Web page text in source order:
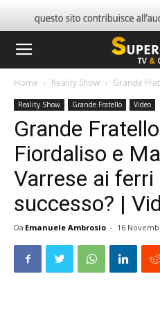
Home Reality Show Grande
Reality Show Grande Fratello Video
Grande
Fiordaliso e
Varrese ai
successo? |
Da Emanuele Ambrosio - 16